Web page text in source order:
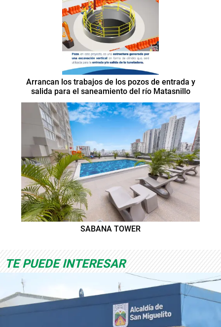
Arrancan los trabajos de los pozos de entrada y
salida para el saneamiento del río Matasnillo
SABANA TOWER
TE PUEDE INTERESAR